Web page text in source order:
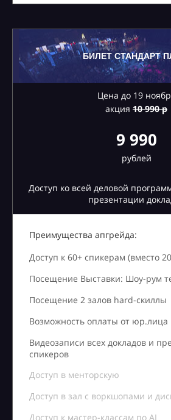
БИЛЕТ СТАНДАРТ
Цена до 19
акция 10990 р
9 990
рублей
Доступ ко всей деловой
презентации
Преимущества апгрейда:
Доступ к 60+ спикерам (вместо
Посещение Выставки: Шоу-рум
Посещение 2 залов hard-скиллы
Возможность оплаты от юр.лица
Видеозаписи всех докладов и
спикеров
Доступ в менторскую
Доступ в зал с воркшопами и
Доступ к мастер-классам по AI